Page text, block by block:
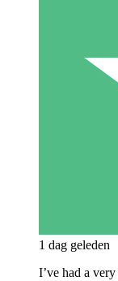
1 dag geleden
I’ve had a